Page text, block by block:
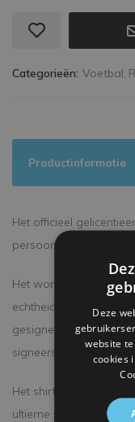
Categorieën: Voetbal,
Productinformatie
Het officieel
persoonlijk door
Het wordt geleverd
echtheid, waarop
gesigneerd en -
signeersessie.
Het shirt wordt
ultieme presentatie
Deze
website
cookies